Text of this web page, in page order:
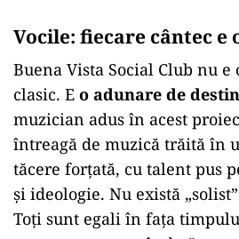
Vocile: fiecare cântec e
Buena Vista Social Club nu e
clasic. E o adunare de
muzician adus în acest
întreagă de muzică trăită în
tăcere forțată, cu talent pus
și ideologie. Nu există
Toți sunt egali în fața